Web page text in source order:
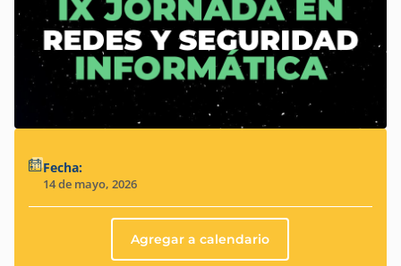
Fecha:
14 de mayo, 2026
Agregar a calendario